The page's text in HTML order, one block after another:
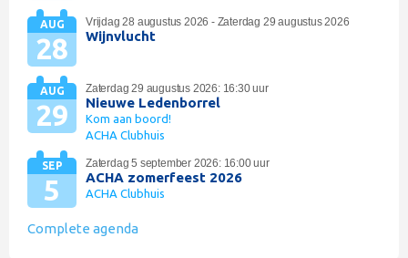
AUG
28
Vrijdag 28 augustus 2026 - Zaterdag 29 augustus 2026
Wijnvlucht
AUG
29
Zaterdag 29 augustus 2026: 16:30 uur
Nieuwe Ledenborrel
Kom aan boord!
ACHA Clubhuis
SEP
5
Zaterdag 5 september 2026: 16:00 uur
ACHA zomerfeest 2026
ACHA Clubhuis
Complete agenda